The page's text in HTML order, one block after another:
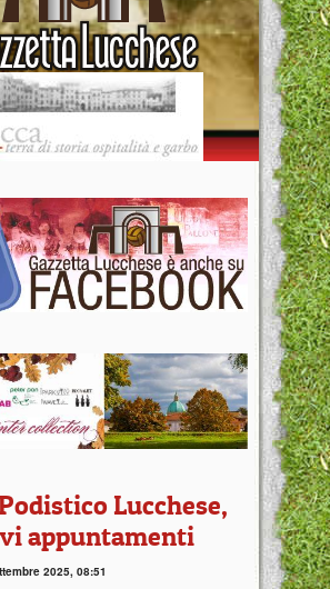
Lucchese,
appuntamenti
2025, 08:51